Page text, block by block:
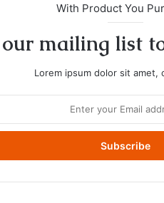
With Product You
mailing list
Lorem ipsum dolor sit amet,